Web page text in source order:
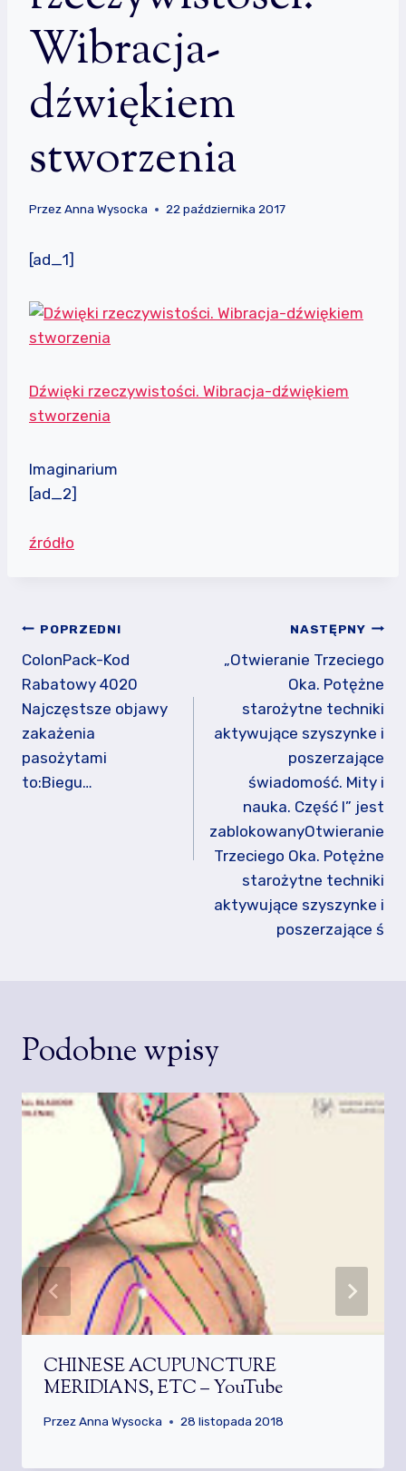
Wibracja-
dźwiękiem
stworzenia
PrzezAnna Wysocka 22 października 2017
[ad_1]
Dźwięki rzeczywistości. Wibracja-dźwiękiem
stworzenia
Imaginarium
[ad_2]
źródło
Nawigacja
wpisu
POPRZEDNI
ColonPack-Kod
Rabatowy 4020
Najczęstsze objawy
zakażenia
pasożytami
to:Biegu…
NASTĘPNY
„Otwieranie Trzeciego
Oka. Potężne
starożytne techniki
aktywujące szyszynke i
poszerzające
świadomość. Mity i
nauka. Część I” jest
zablokowanyOtwieranie
Trzeciego Oka. Potężne
starożytne techniki
aktywujące szyszynke i
poszerzające ś
Podobne wpisy
CHINESE ACUPUNCTURE
MERIDIANS, ETC – YouTube
PrzezAnna Wysocka 28 listopada 2018